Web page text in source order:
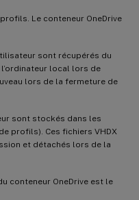
Le conteneur OneDrive
sont récupérés du
local lors de
lors de la fermeture de
sont stockés dans les
profils). Ces fichiers VHDX
et détachés lors de la
conteneur OneDrive est le